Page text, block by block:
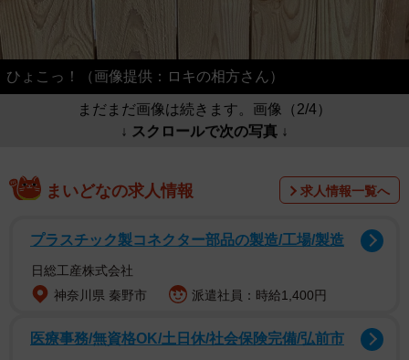
ひょこっ！（画像提供：ロキの相方さん）
まだまだ画像は続きます。画像（2/4）
↓ スクロールで次の写真 ↓
まいどなの求人情報 求人情報一覧へ
プラスチック製コネクター部品の製造/工場/製造
日総工産株式会社
神奈川県 秦野市
派遣社員：時給1,400円
医療事務/無資格OK/土日休/社会保険完備/弘前市